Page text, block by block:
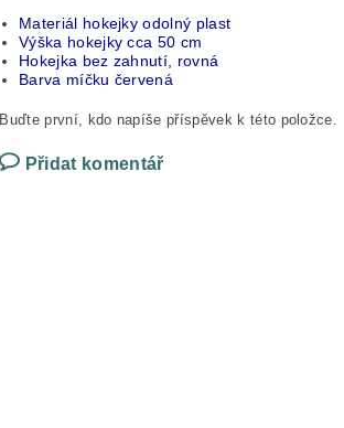
Materiál hokejky odolný plast
Výška hokejky cca 50 cm
Hokejka bez zahnutí, rovná
Barva míčku červená
Buďte první, kdo napíše příspěvek k této položce.
Přidat komentář